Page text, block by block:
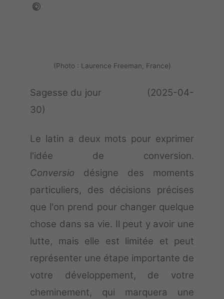
(Photo : Laurence Freeman, France)
Sagesse du jour (2025-04-
30)
Le latin a deux mots pour exprimer
l'idée de conversion.
Conversio désigne des moments
particuliers, des décisions précises
que l'on prend pour changer quelque
chose dans sa vie. Il peut y avoir une
lutte, mais elle est limitée et peut
représenter une étape importante de
votre développement, de votre
cheminement, qui marquera une